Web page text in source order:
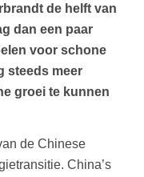
de helft van
dan een paar
voor schone
steeds meer
groei te kunnen
de Chinese
China’s